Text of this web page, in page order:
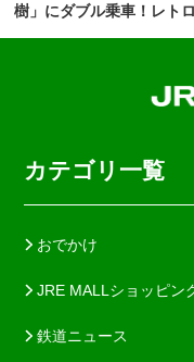
樹」にダブル乗車！レト
カテゴリ一覧
おでかけ
JRE MALLショッピン
鉄道ニュース